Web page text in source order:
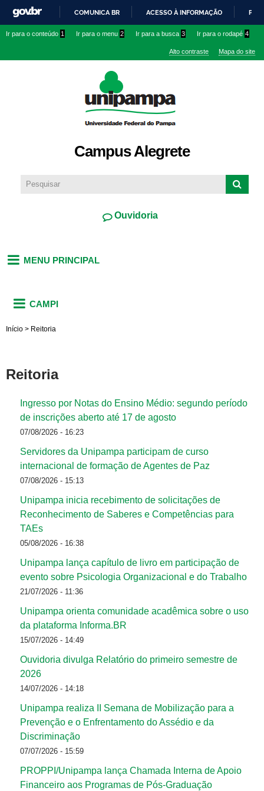
conteúdo
IR
O
COMUNICA BR ACESSO À INFORMAÇÃO
Ir para o conteúdo 1 Ir para o menu 2 Ir para a busca 3 Ir para o rodapé 4
Alto contraste Mapa do site
Campus Alegrete
Ouvidoria
MENU PRINCIPAL
CAMPI
Início > Reitoria
Reitoria
Ingresso por Notas do Ensino Médio: segundo período
de inscrições aberto até 17 de agosto
07/08/2026 - 16:23
Servidores da Unipampa participam de curso
internacional de formação de Agentes de Paz
07/08/2026 - 15:13
Unipampa inicia recebimento de solicitações de
Reconhecimento de Saberes e Competências para
TAEs
05/08/2026 - 16:38
Unipampa lança capítulo de livro em participação de
evento sobre Psicologia Organizacional e do Trabalho
21/07/2026 - 11:36
Unipampa orienta comunidade acadêmica sobre o uso
da plataforma Informa.BR
15/07/2026 - 14:49
Ouvidoria divulga Relatório do primeiro semestre de
2026
14/07/2026 - 14:18
Unipampa realiza II Semana de Mobilização para a
Prevenção e o Enfrentamento do Assédio e da
Discriminação
07/07/2026 - 15:59
PROPPI/Unipampa lança Chamada Interna de Apoio
Financeiro aos Programas de Pós-Graduação